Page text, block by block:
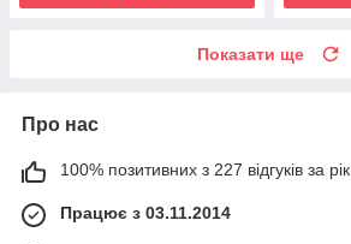
Показати ще
Про нас
100% позитивних з 227 відгуків за рік
Працює з 03.11.2014